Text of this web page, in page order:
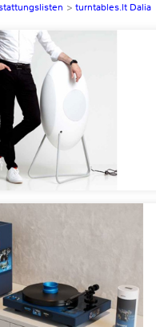
> turntables.lt Dalia